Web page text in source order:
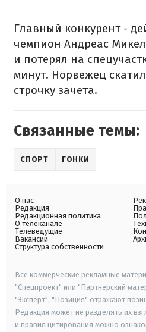
Главный конкурент -
чемпион Андреас
и потерял на
минут. Норвежец
строчку зачета.
Связанные темы:
СПОРТ ГОНКИ
О нас
Редакция
Редакционная политика
О телеканале
Телеведущие
Вакансии
Структура собственности
Все коммерческие рекламные
"Спецпроект" или "Партнерский
"Эксперт", "Позиция" отражают
Редакция может не разделять их
и правил цитирования можно